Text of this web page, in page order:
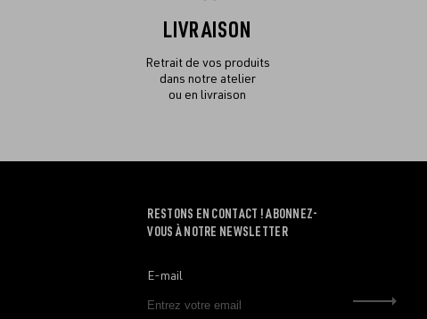
LIVRAISON
Retrait de vos produits
dans notre atelier
ou en livraison
RESTONS EN CONTACT ! ABONNEZ-
VOUS À NOTRE NEWSLETTER
E-mail